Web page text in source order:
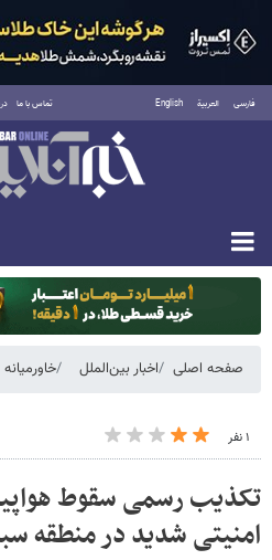
فارسی العربية English تماس با ما
دوشنبه ۱۹ مرداد ۱۴۰۵
صفحه اصلی اخبار بین‌الملل خاورمیانه
۱ نفر
تکذیب رسمی سقوط
امنیتی شدید در منطقه